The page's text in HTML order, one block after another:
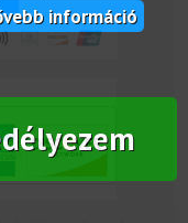
információ